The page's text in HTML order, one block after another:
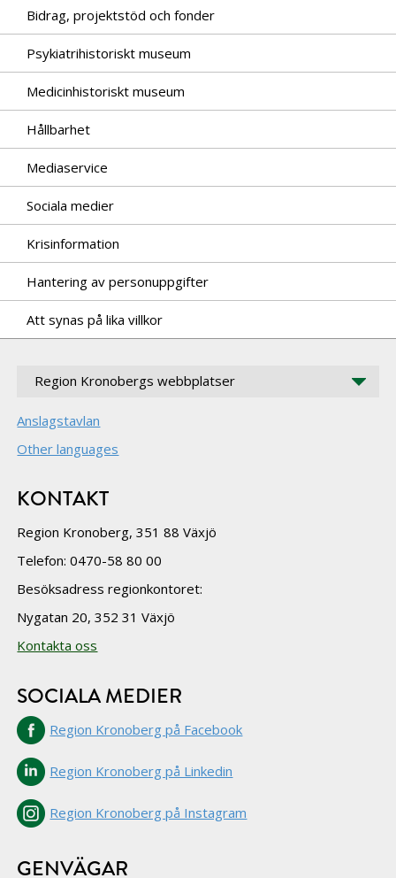
Bidrag, projektstöd och fonder
Psykiatrihistoriskt museum
Medicinhistoriskt museum
Hållbarhet
Mediaservice
Sociala medier
Krisinformation
Hantering av personuppgifter
Att synas på lika villkor
Region Kronobergs webbplatser
Anslagstavlan
Other languages
KONTAKT
Region Kronoberg, 351 88 Växjö
Telefon: 0470-58 80 00
Besöksadress regionkontoret:
Nygatan 20, 352 31 Växjö
Kontakta oss
SOCIALA MEDIER
Region Kronoberg på Facebook
Region Kronoberg på Linkedin
Region Kronoberg på Instagram
GENVÄGAR